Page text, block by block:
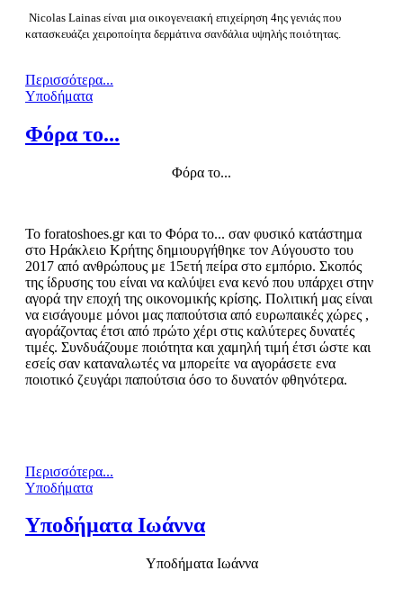
Nicolas Lainas είναι μια οικογενειακή επιχείρηση 4ης γενιάς που
κατασκευάζει χειροποίητα δερμάτινα σανδάλια υψηλής ποιότητας.
Περισσότερα...
Υποδήματα
Φόρα το...
Φόρα το...
Το foratoshoes.gr και το Φόρα το... σαν φυσικό κατάστημα
στο Ηράκλειο Κρήτης δημιουργήθηκε τον Αύγουστο του
2017 από ανθρώπους με 15ετή πείρα στο εμπόριο. Σκοπός
της ίδρυσης του είναι να καλύψει ενα κενό που υπάρχει στην
αγορά την εποχή της οικονομικής κρίσης. Πολιτική μας είναι
να εισάγουμε μόνοι μας παπούτσια από ευρωπαικές χώρες ,
αγοράζοντας έτσι από πρώτο χέρι στις καλύτερες δυνατές
τιμές. Συνδυάζουμε ποιότητα και χαμηλή τιμή έτσι ώστε και
εσείς σαν καταναλωτές να μπορείτε να αγοράσετε ενα
ποιοτικό ζευγάρι παπούτσια όσο το δυνατόν φθηνότερα.
Περισσότερα...
Υποδήματα
Υποδήματα Ιωάννα
Υποδήματα Ιωάννα